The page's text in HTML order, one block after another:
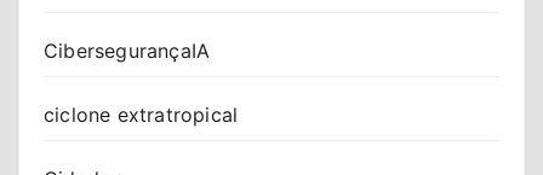
CibersegurançaIA
ciclone extratropical